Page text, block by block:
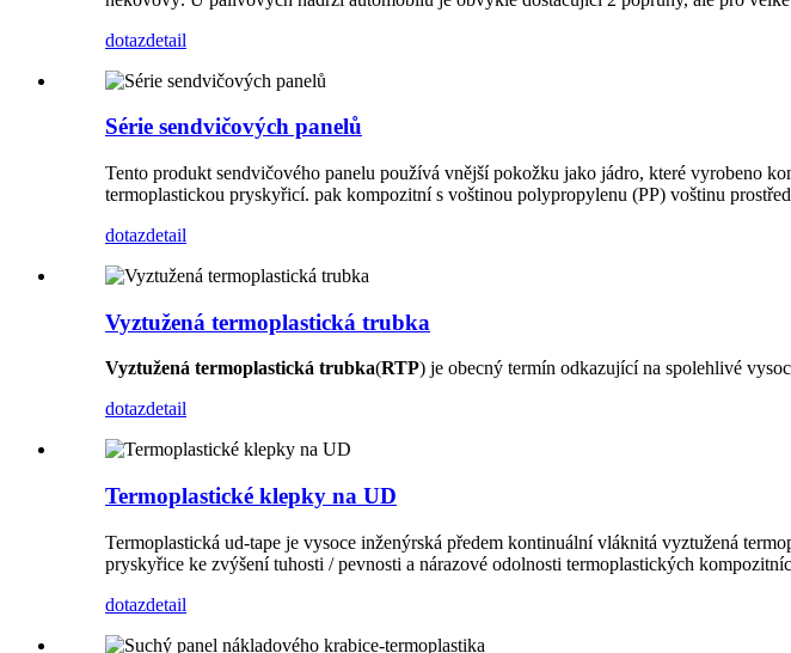
dotazdetail
Série sendvičových panelů
Tento produkt sendvičového panelu používá vnější pokožku jako jádro, které vyrobeno
termoplastickou pryskyřicí. pak kompozitní s voštinou polypropylenu (PP) voštinu
dotazdetail
Vyztužená termoplastická trubka
Vyztužená termoplastická trubka(RTP) je obecný termín odkazující na spolehlivé
dotazdetail
Termoplastické klepky na UD
Termoplastická ud-tape je vysoce inženýrská předem kontinuální vláknitá vyztužená
pryskyřice ke zvýšení tuhosti / pevnosti a nárazové odolnosti termoplastických
dotazdetail